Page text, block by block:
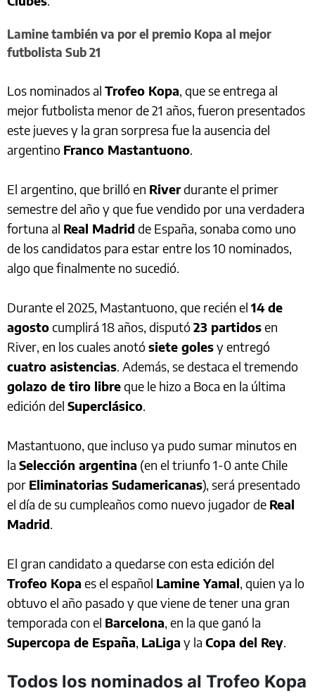
Lamine también va por el premio Kopa al mejor
futbolista Sub 21
Los nominados al Trofeo Kopa, que se entrega al
mejor futbolista menor de 21 años, fueron presentados
este jueves y la gran sorpresa fue la ausencia del
argentino Franco Mastantuono.
El argentino, que brilló en Riverdurante el primer
semestre del año y que fue vendido por una verdadera
fortuna al Real Madrid de España, sonaba como uno
de los candidatos para estar entre los 10 nominados,
algo que finalmente no sucedió.
Durante el 2025, Mastantuono, que recién el 14 de
agostocumplirá 18 años, disputó23 partidosen
River, en los cuales anotósiete golesy entregó
cuatro asistencias. Además, se destaca el tremendo
golazo de tiro libreque le hizo a Boca en la última
edición del Superclásico.
Mastantuono, que incluso ya pudo sumar minutos en
la Selección argentina (en el triunfo 1-0 ante Chile
por Eliminatorias Sudamericanas), será presentado
el día de su cumpleaños como nuevo jugador de Real
Madrid.
El gran candidato a quedarse con esta edición del
Trofeo Kopa es el español Lamine Yamal, quien ya lo
obtuvo el año pasado y que viene de tener una gran
temporada con el Barcelona, en la que ganó la
Supercopa de España, LaLiga y la Copa del Rey.
Todos los nominados al Trofeo Kopa